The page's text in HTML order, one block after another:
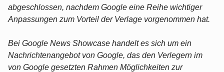
abgeschlossen, nachdem Google eine Reihe wichtiger
Anpassungen zum Vorteil der Verlage vorgenommen hat.
Bei Google News Showcase handelt es sich um ein
Nachrichtenangebot von Google, das den Verlegern im
von Google gesetzten Rahmen Möglichkeiten zur